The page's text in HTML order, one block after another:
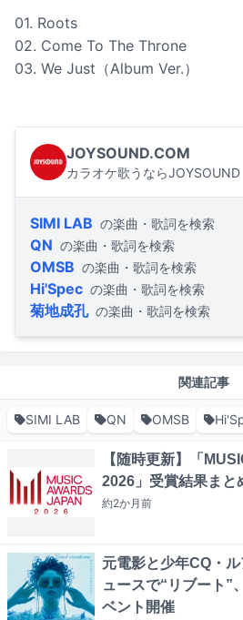
01. Roots
02. Come To The Throne
03. We Just（Album Ver.）
JOYSOUND.COM
カラオケ歌うならJOYSOUND
SIMI LAB の楽曲・歌詞を検索
QN の楽曲・歌詞を検索
OMSB の楽曲・歌詞を検索
Hi'Spec の楽曲・歌詞を検索
菊地成孔 の楽曲・歌詞を検索
関連記事
SIMI LAB QN OMSB
【随時更新】「
2026」受賞結果まと
約2か月前
元電影と少年CQ・
ュースで“リブート”
ベント開催